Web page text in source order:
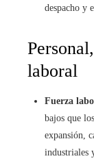
despacho y
laboral
Fuerza
bajos que
expansión,
industriales